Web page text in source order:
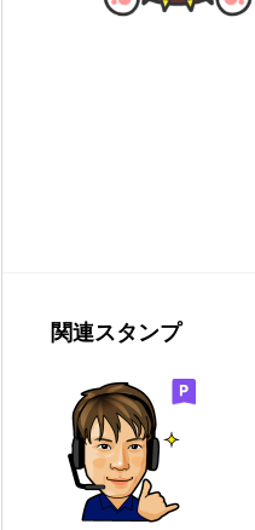
関連スタンプ